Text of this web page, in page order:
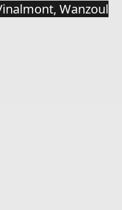
Wanzoul